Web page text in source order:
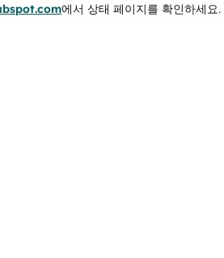
에서 상태 페이지를 확인하세요.